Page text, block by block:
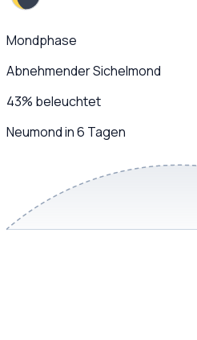
Mondphase
Abnehmender Sichelmond
43% beleuchtet
Neumond in 6 Tagen